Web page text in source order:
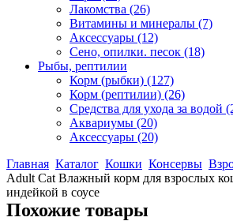
Лакомства (26)
Витамины и минералы (7)
Аксессуары (12)
Сено, опилки. песок (18)
Рыбы, рептилии
Корм (рыбки) (127)
Корм (рептилии) (26)
Средства для ухода за водой
Аквариумы (20)
Аксессуары (20)
Главная Каталог Кошки Консервы
Adult Cat Влажный корм для взрослых
индейкой в соусе
Похожие товары